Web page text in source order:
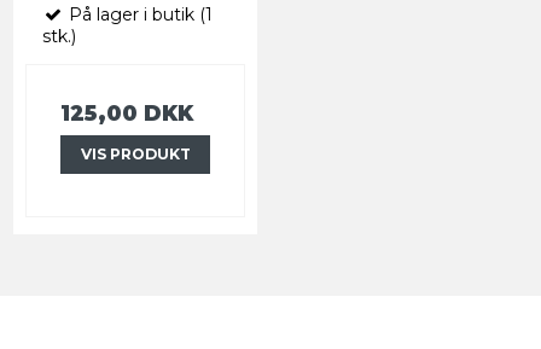
På lager i butik (1
stk.)
125,00 DKK
VIS PRODUKT